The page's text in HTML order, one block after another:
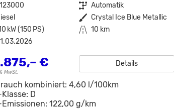
Getriebe Automatik
Außenfarbe Crystal Ice Blue Metallic
kW (150 PS) Kilometerstand 10 km
€
MwSt.
Details
kombiniert: 4,60 l/100km
D
122,00 g/km